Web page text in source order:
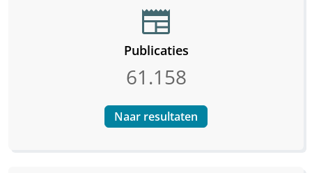
newspaper
Publicaties
61.158
Naar resultaten